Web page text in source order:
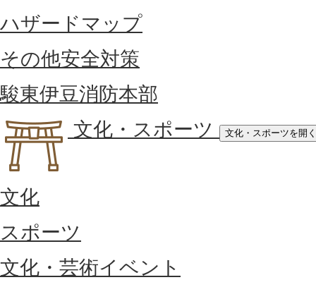
ハザードマップ
その他安全対策
駿東伊豆消防本部
文化・スポーツ
文化・スポーツを開く
文化
スポーツ
文化・芸術イベント